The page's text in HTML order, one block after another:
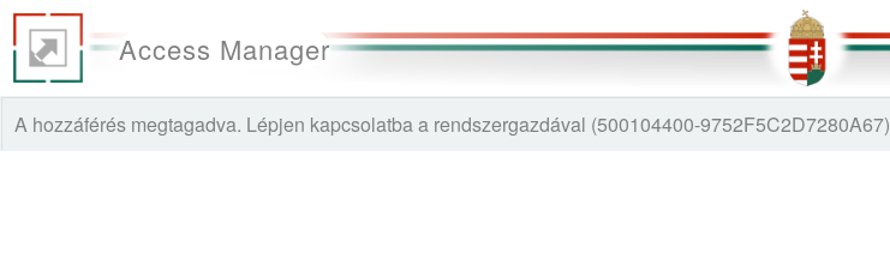
Access Manager
A hozzáférés megtagadva. Lépjen kapcsolatba a rendszergazdával (500104400-9752F5C2D7280A67)